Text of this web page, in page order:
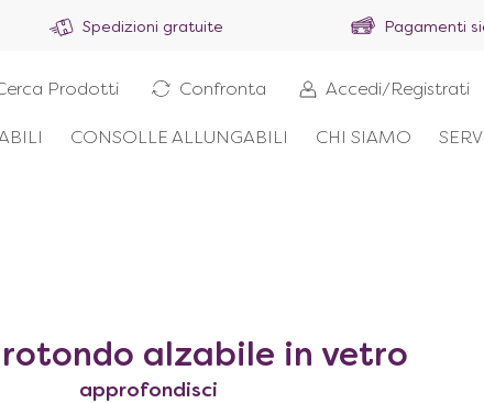
Spedizioni gratuite Pagamenti
CONSOLLE ALLUNGABILI CHI SIAMO
Prodotti Confronta Accedi/Registrati
alzabile in vetro
approfondisci